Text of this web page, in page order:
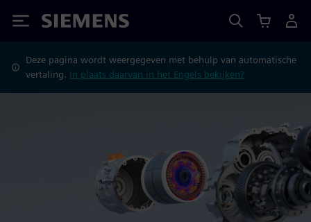
Siemens
Deze pagina wordt weergegeven met behulp van automatische
vertaling. In plaats daarvan in het Engels bekijken?